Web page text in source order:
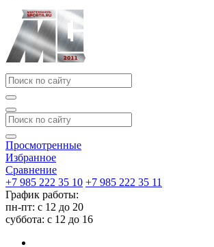
Просмотренные
Избранное
Сравнение
+7 985 222 35 10 +7 985 222 35 11
График работы:
пн-пт: с 12 до 20
суббота: c 12 до 16